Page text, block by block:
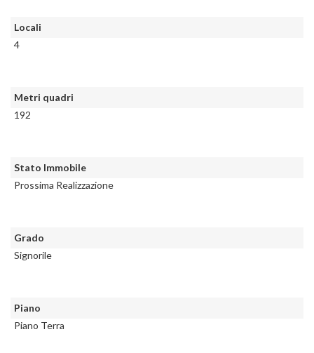
Locali
4
Metri quadri
192
Stato Immobile
Prossima Realizzazione
Grado
Signorile
Piano
Piano Terra